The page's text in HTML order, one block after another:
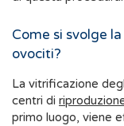
Come si svolge
ovociti?
La vitrificazione
centri di
primo luogo, viene